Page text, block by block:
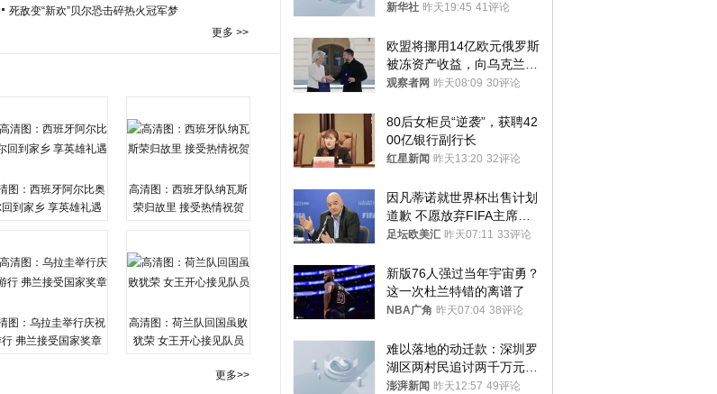
死敌变“新欢”贝尔恐击碎热火冠军梦
更多 >>
图：西班牙阿尔比奥
到家乡 享英雄礼遇
高清图：西班牙队纳瓦斯
荣归故里 接受热情祝贺
图：乌拉圭举行庆祝
弗兰接受国家奖章
高清图：荷兰队回国虽败
犹荣 女王开心接见队员
更多>>
新华社 昨天19:45 41评论
欧盟将挪用14亿欧元俄罗斯
被冻资产收益，向乌克兰提
供援助
观察者网 昨天08:09 30评论
80后女柜员“逆袭”，获聘42
00亿银行副行长
红星新闻 昨天13:20 32评论
因凡蒂诺就世界杯出售计划
道歉 不愿放弃FIFA主席职
位
足坛欧美汇 昨天07:11 33评论
新版76人强过当年宇宙勇？
这一次杜兰特错的离谱了
NBA广角 昨天07:04 38评论
难以落地的动迁款：深圳罗
湖区两村民追讨两千万元动
迁款八年未果
澎湃新闻 昨天12:57 49评论